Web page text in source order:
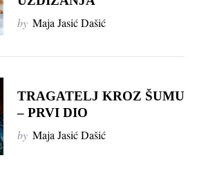
by Maja Jasić Dašić
TRAGATELJ KROZ ŠUMU
– PRVI DIO
by Maja Jasić Dašić